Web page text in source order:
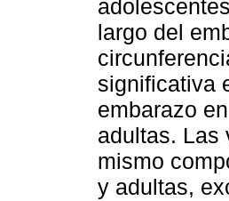
largo del
significativa
embarazo
adultas. Las
mismo
y adultas,